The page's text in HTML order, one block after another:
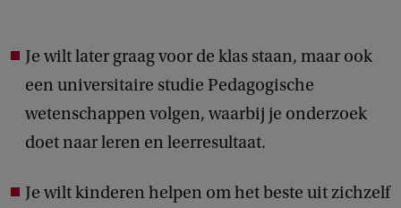
k
k
o
o
d
Je wilt later graag voor de klas staan, maar ook
een universitaire studie Pedagogische
wetenschappen volgen, waarbij je onderzoek
doet naar leren en leerresultaat.
Je wilt kinderen helpen om het beste uit zichzelf